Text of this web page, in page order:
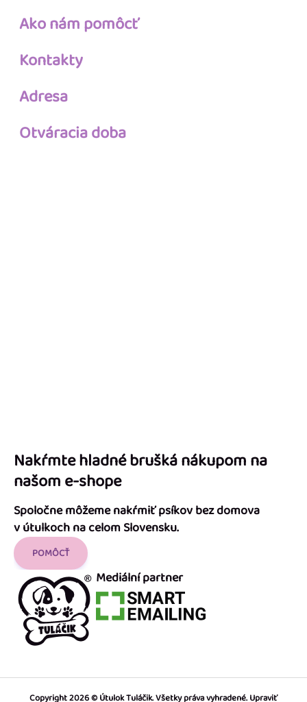
Ako nám pomôcť
Kontakty
Adresa
Otváracia doba
Nakŕmte hladné brušká nákupom na
našom e-shope
Spoločne môžeme nakŕmiť psíkov bez domova
v útulkoch na celom Slovensku.
POMÔCŤ
Mediální partner
Copyright 2026 Útulok Tuláčik. Všetky práva vyhradené.Upraviť